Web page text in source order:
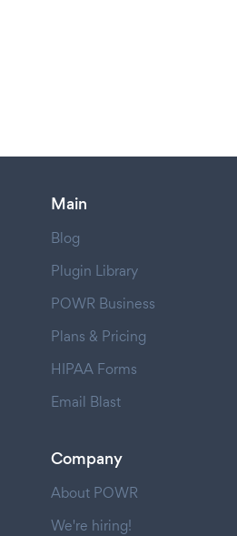
Main
Blog
Plugin Library
POWR Business
Plans & Pricing
HIPAA Forms
Email Blast
Company
About POWR
We're hiring!